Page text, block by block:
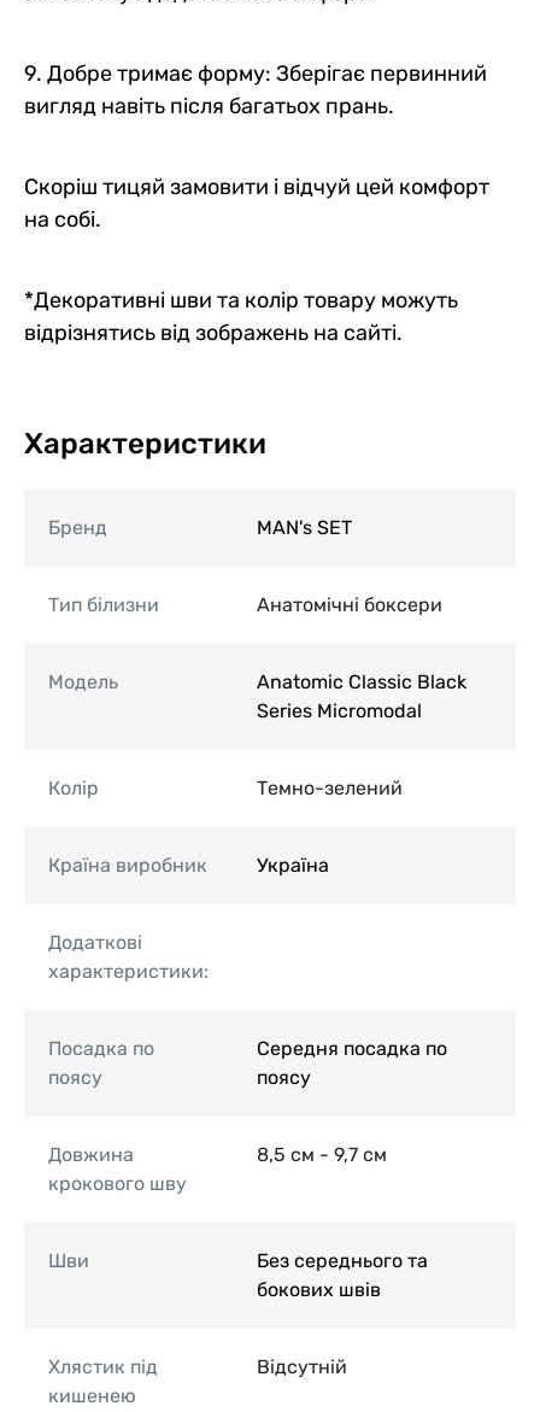
9. Добре тримає форму: Зберігає первинний
вигляд навіть після багатьох прань.
Скоріш тицяй замовити і відчуй цей комфорт
на собі.
*Декоративні шви та колір товару можуть
відрізнятись від зображень на сайті.
Характеристики
Бренд MAN's SET
Тип білизни Анатомічні боксери
Модель
Anatomic Classic Black
Series Micromodal
Колір Темно-зелений
Країна виробник Україна
Додаткові
характеристики:
Посадка по
поясу
Середня посадка по
поясу
Довжина
крокового шву
8,5 см - 9,7 см
Шви
Без середнього та
бокових швів
Хлястик під
кишенею
Відсутній